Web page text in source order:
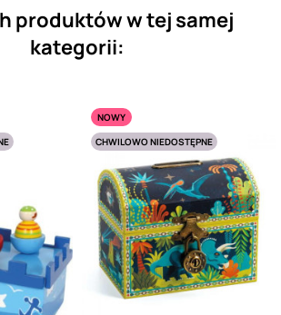
produktów w tej samej
kategorii:
NOWY
CHWILOWO NIEDOSTĘPNE